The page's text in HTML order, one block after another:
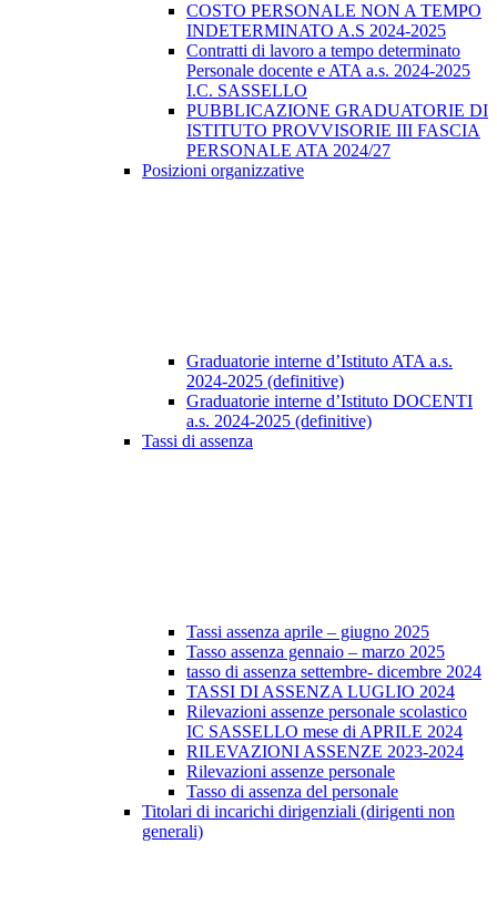
COSTO PERSONALE NON A TEMPO
INDETERMINATO A.S 2024-2025
Contratti di lavoro a tempo determinato
Personale docente e ATA a.s. 2024-2025
I.C. SASSELLO
PUBBLICAZIONE GRADUATORIE DI
ISTITUTO PROVVISORIE III FASCIA
PERSONALE ATA 2024/27
Posizioni organizzative
Graduatorie interne d’Istituto ATA a.s.
2024-2025 (definitive)
Graduatorie interne d’Istituto DOCENTI
a.s. 2024-2025 (definitive)
Tassi di assenza
Tassi assenza aprile – giugno 2025
Tasso assenza gennaio – marzo 2025
tasso di assenza settembre- dicembre 2024
TASSI DI ASSENZA LUGLIO 2024
Rilevazioni assenze personale scolastico
IC SASSELLO mese di APRILE 2024
RILEVAZIONI ASSENZE 2023-2024
Rilevazioni assenze personale
Tasso di assenza del personale
Titolari di incarichi dirigenziali (dirigenti non
generali)